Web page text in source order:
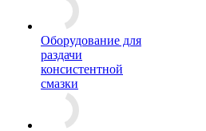
Оборудование для
раздачи
консистентной
смазки